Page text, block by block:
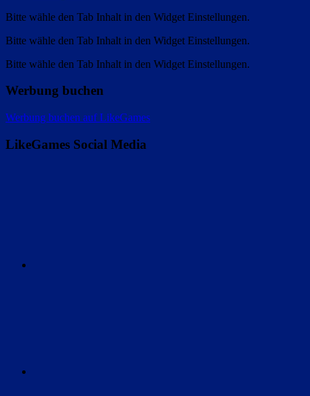
Bitte wähle den Tab Inhalt in den Widget Einstellungen.
Bitte wähle den Tab Inhalt in den Widget Einstellungen.
Bitte wähle den Tab Inhalt in den Widget Einstellungen.
Werbung buchen
Werbung buchen auf LikeGames
LikeGames Social Media